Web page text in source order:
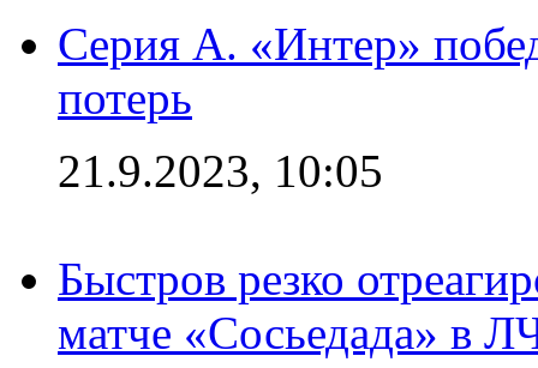
Серия А. «Интер»
потерь
21.9.2023, 10:05
Быстров резко
матче «Сосьедада» в